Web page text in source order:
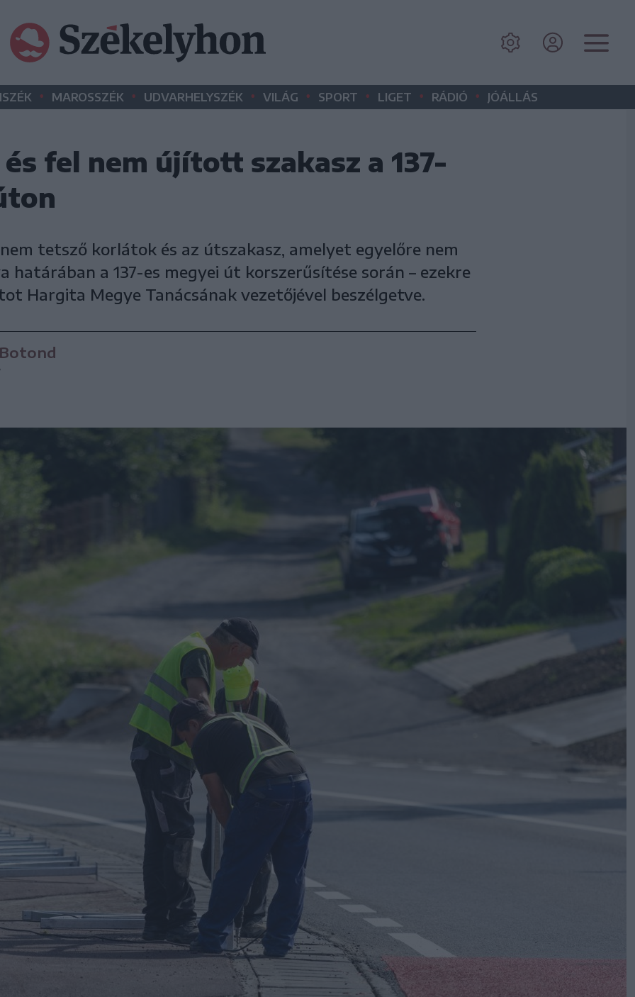
• MAROSSZÉK • UDVARHELYSZÉK • VILÁG • SPORT • LIGET • RÁDIÓ • JÓÁLLÁS
fel nem újított szakasz a 137-
tetsző korlátok és az útszakasz, amelyet egyelőre nem
a 137-es megyei út korszerűsítése során – ezekre
Hargita Megye Tanácsának vezetőjével beszélgetve.